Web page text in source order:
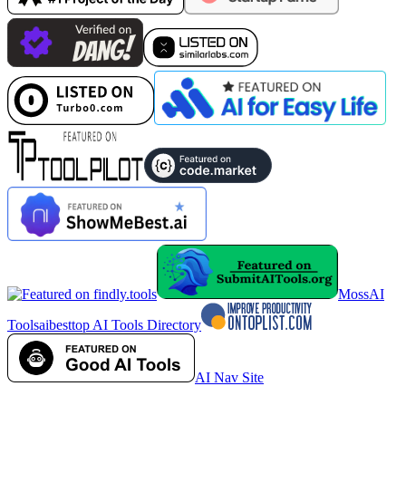
MossAI
Toolsaibesttop AI Tools Directory
AI Nav Site